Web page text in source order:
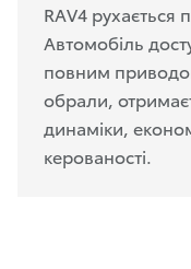
RAV4
Автомобіль
повним
обрали,
динаміки,
керованості.